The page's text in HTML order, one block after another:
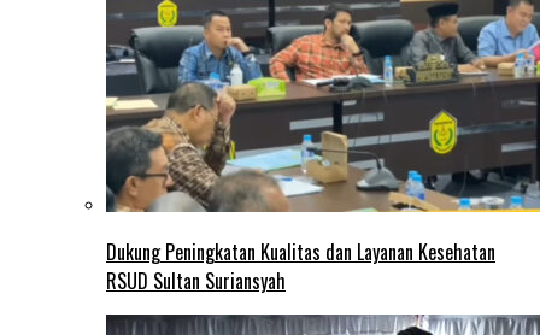
Dukung Peningkatan Kualitas dan Layanan Kesehatan
RSUD Sultan Suriansyah